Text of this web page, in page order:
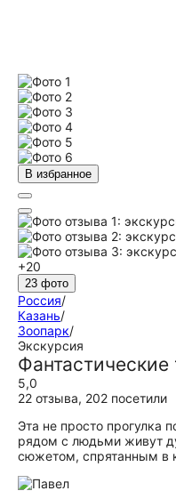
В избранное
+20
23 фото
Россия/
Казань/
Зоопарк/
Экскурсия
5,0
22 отзыва, 202 посетили
Эта не просто прогулка
рядом с людьми живут
сюжетом, спрятанным в